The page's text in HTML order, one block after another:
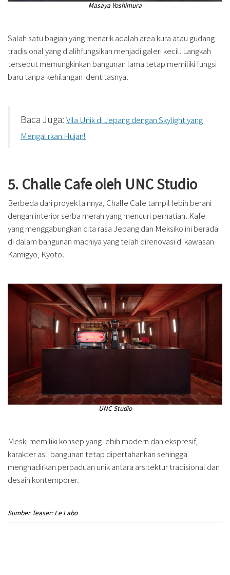
Masaya Yoshimura
Salah satu bagian yang menarik adalah area kura atau gudang
tradisional yang dialihfungsikan menjadi galeri kecil. Langkah
tersebut memungkinkan bangunan lama tetap memiliki fungsi
baru tanpa kehilangan identitasnya.
Baca Juga: Vila Unik di Jepang dengan Skylight yang
Mengalirkan Hujan!
5. Challe Cafe oleh UNC Studio
Berbeda dari proyek lainnya, Challe Cafe tampil lebih berani
dengan interior serba merah yang mencuri perhatian. Kafe
yang menggabungkan cita rasa Jepang dan Meksiko ini berada
di dalam bangunan machiya yang telah direnovasi di kawasan
Kamigyo, Kyoto.
UNC Studio
Meski memiliki konsep yang lebih modern dan ekspresif,
karakter asli bangunan tetap dipertahankan sehingga
menghadirkan perpaduan unik antara arsitektur tradisional dan
desain kontemporer.
Sumber Teaser: Le Labo